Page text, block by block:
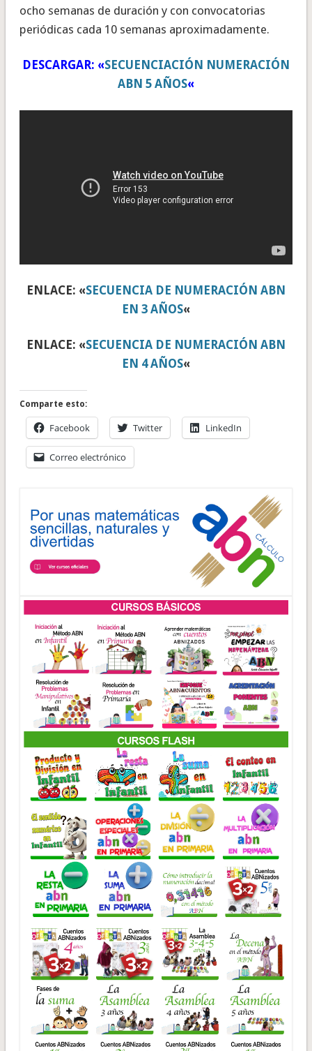
ocho semanas de duración y con convocatorias
periódicas cada 10 semanas aproximadamente.
DESCARGAR: «SECUENCIACIÓN NUMERACIÓN
ABN 5 AÑOS«
ENLACE: «SECUENCIA DE NUMERACIÓN ABN
EN 3 AÑOS«
ENLACE: «SECUENCIA DE NUMERACIÓN ABN
EN 4 AÑOS«
Comparte esto:
Facebook Twitter LinkedIn
Correo electrónico